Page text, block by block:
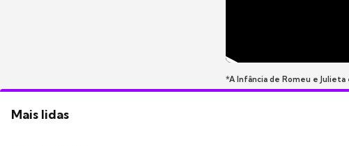
*A Infância de Romeu e
Mais lidas